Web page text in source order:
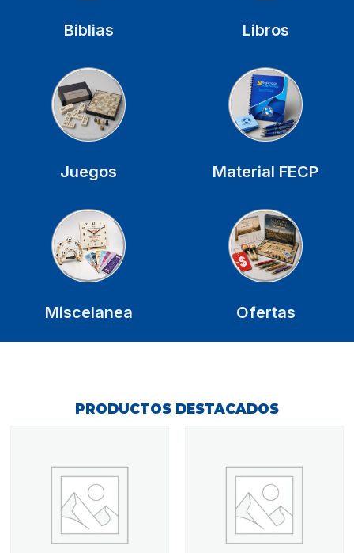
Biblias Libros
Juegos Material FECP
Miscelanea Ofertas
PRODUCTOS DESTACADOS